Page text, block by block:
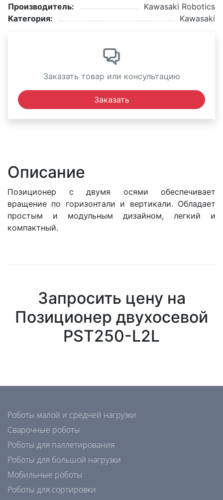
Производитель:
Kawasaki Robotics
Категория:
Kawasaki
Заказать товар или консультацию
Заказать
Описание
Позиционер с двумя осями обеспечивает
вращение по горизонтали и вертикали. Обладает
простым и модульным дизайном, легкий и
компактный.
Запросить цену на
Позиционер двухосевой
PST250-L2L
Роботы малой и средней нагрузки
Сварочные роботы
Роботы для паллетирования
Роботы для большой нагрузки
Мобильные роботы
Роботы для сортировки